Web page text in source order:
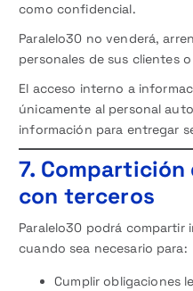
como confidencial.
Paralelo30 no venderá,
personales de sus clientes
El acceso interno a
únicamente al personal
información para entregar
7.
con terceros
Paralelo30 podrá compartir
cuando sea necesario para:
Cumplir obligaciones